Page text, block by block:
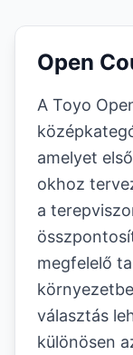
Open
A Toyo
amelyet
okhoz
a
megfelelő
választás
különösen